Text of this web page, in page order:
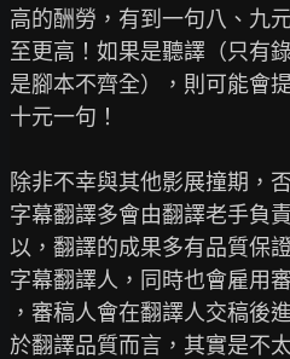
高的酬勞，有到一句八、九
至更高！如果是聽譯（只有
是腳本不齊全），則可能會
十元一句！
除非不幸與其他影展撞期，
字幕翻譯多會由翻譯老手負
以，翻譯的成果多有品質保
字幕翻譯人，同時也會雇用
，審稿人會在翻譯人交稿後
於翻譯品質而言，其實是不